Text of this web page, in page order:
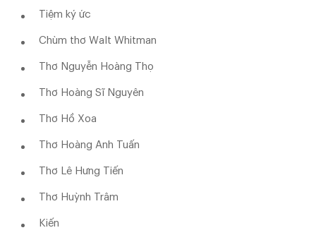
Tiệm ký ức
Chùm thơ Walt Whitman
Thơ Nguyễn Hoàng Thọ
Thơ Hoàng Sĩ Nguyên
Thơ Hồ Xoa
Thơ Hoàng Anh Tuấn
Thơ Lê Hưng Tiến
Thơ Huỳnh Trâm
Kiến